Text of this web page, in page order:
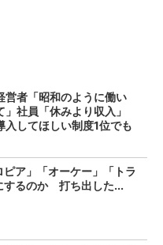
営者「昭和のように働い
」社員「休みより収入」
入してほしい制度1位でも
ア」「オーケー」「トラ
するのか 打ち出した...